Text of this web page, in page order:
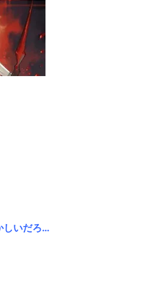
しいだろ…